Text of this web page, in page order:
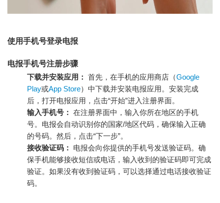
使用手机号登录电报
电报手机号注册步骤
下载并安装应用： 首先，在手机的应用商店（Google
Play或App Store）中下载并安装电报应用。安装完成
后，打开电报应用，点击“开始”进入注册界面。
输入手机号： 在注册界面中，输入你所在地区的手机
号。电报会自动识别你的国家/地区代码，确保输入正确
的号码。然后，点击“下一步”。
接收验证码：
电报会向你提供的手机号发送验证码。确
保手机能够接收短信或电话，输入收到的验证码即可完成
验证。如果没有收到验证码，可以选择通过电话接收验证
码。